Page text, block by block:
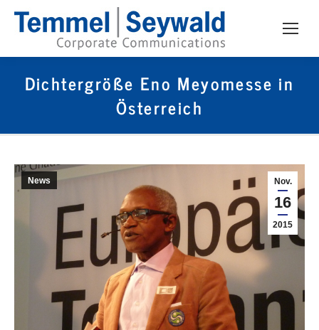
Dichtergröße Eno Meyomesse in
Österreich
Nov.
16
2015
News